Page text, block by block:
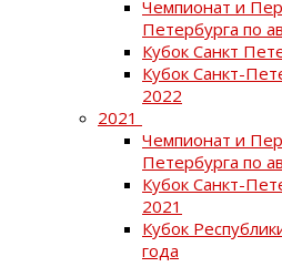
Чемпионат и
Петербурга по
Кубок Санкт
Кубок Санкт-
2022
2021
Чемпионат и
Петербурга по
Кубок Санкт-
2021
Кубок
года